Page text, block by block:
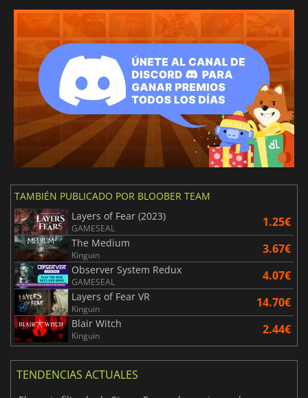
TAMBIÉN PUBLICADO POR BLOOBER TEAM
Layers of Fear (2023)
GAMESEAL 1.25€
The Medium
Kinguin 3.67€
Observer System Redux
GAMESEAL 4.07€
Layers of Fear VR
Kinguin 14.70€
Blair Witch
Kinguin 2.44€
TENDENCIAS ACTUALES